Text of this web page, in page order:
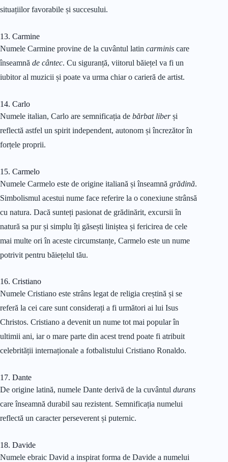
situațiilor favorabile și succesului.
13. Carmine
Numele Carmine provine de la cuvântul latin carminis care
înseamnă de cântec. Cu siguranță, viitorul băiețel va fi un
iubitor al muzicii și poate va urma chiar o carieră de artist.
14. Carlo
Numele italian, Carlo are semnificația de bărbat liberși
reflectă astfel un spirit independent, autonom și încrezător în
forțele proprii.
15. Carmelo
Numele Carmelo este de origine italiană și înseamnă grădină.
Simbolismul acestui nume face referire la o conexiune strânsă
cu natura. Dacă sunteți pasionat de grădinărit, excursii în
natură sa pur și simplu îți găsești liniștea și fericirea de cele
mai multe ori în aceste circumstanțe, Carmelo este un nume
potrivit pentru băiețelul tău.
16. Cristiano
Numele Cristiano este strâns legat de religia creștină și se
referă la cei care sunt considerați a fi următori ai lui Isus
Christos. Cristiano a devenit un nume tot mai popular în
ultimii ani, iar o mare parte din acest trend poate fi atribuit
celebrității internaționale a fotbalistului Cristiano Ronaldo.
17. Dante
De origine latină, numele Dante derivă de la cuvântul durans
care înseamnă durabil sau rezistent. Semnificația numelui
reflectă un caracter perseverent și puternic.
18. Davide
Numele ebraic David a inspirat forma de Davide a numelui